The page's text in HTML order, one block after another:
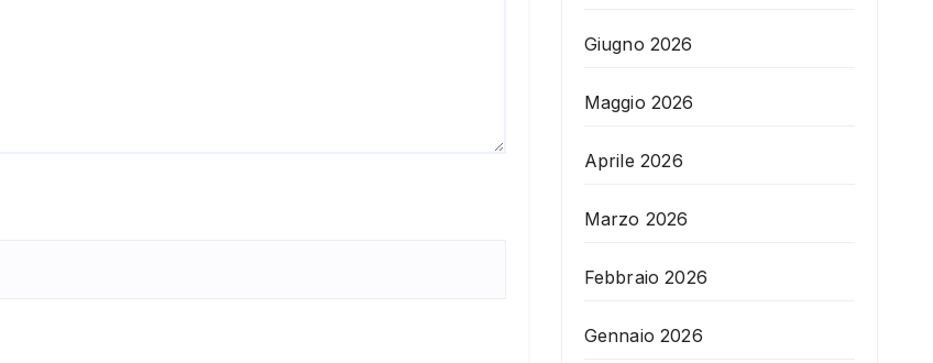
Giugno 2026
Maggio 2026
Aprile 2026
Marzo 2026
Febbraio 2026
Gennaio 2026